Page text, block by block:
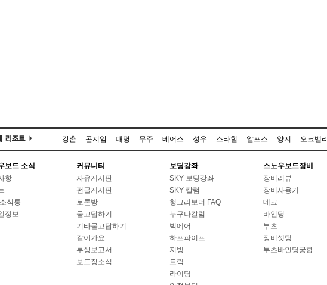
강촌 곤지암 대명 무주 베어스 성우 스타힐 알프스 양지 오크밸리
보드 소식 커뮤니티 보딩강좌 스노우보드장비
항
자유게시판 SKY 보딩강좌 장비리뷰
펀글게시판 SKY 칼럼 장비사용기
식통
토론방 헝그리보더 FAQ 데크
정보
묻고답하기 누구나칼럼 바인딩
기타묻고답하기
빅에어 부츠
같이가요
하프파이프 장비셋팅
부상보고서
지빙 부츠바인딩궁합
보드장소식
트릭
라이딩